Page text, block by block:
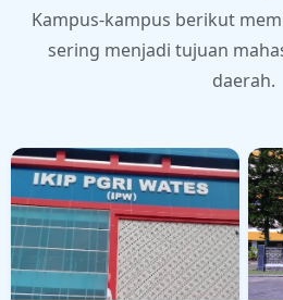
Kampus-kampus berikut
sering menjadi tujuan
daerah.